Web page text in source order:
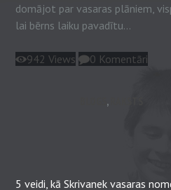
domājot par vasaras plāniem,
lai bērns laiku pavadītu...
942 Views 0 Komentāri
,
5 veidi, kā Skrivanek vasaras